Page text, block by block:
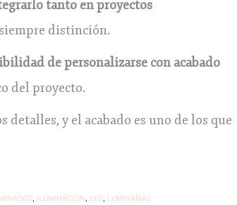
tanto en proyectos
distinción.
de personalizarse con acabado
del proyecto.
y el acabado es uno de los que
ILUMINACIÓN LED LUMINARIAS